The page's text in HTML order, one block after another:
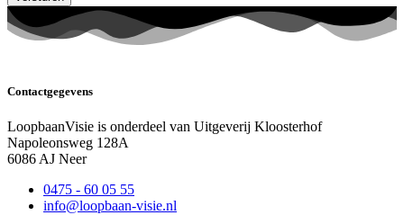
Contactgegevens
LoopbaanVisie is onderdeel van Uitgeverij Kloosterhof
Napoleonsweg 128A
6086 AJ Neer
0475 - 60 05 55
info@loopbaan-visie.nl